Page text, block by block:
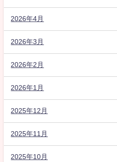
2026年4月
2026年3月
2026年2月
2026年1月
2025年12月
2025年11月
2025年10月